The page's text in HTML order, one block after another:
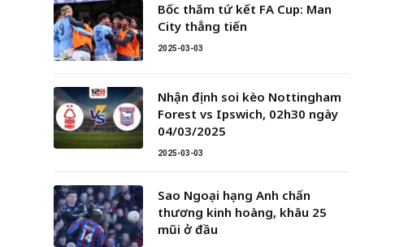
Bốc thăm tứ kết FA Cup: Man
City thẳng tiến
2025-03-03
Nhận định soi kèo Nottingham
Forest vs Ipswich, 02h30 ngày
04/03/2025
2025-03-03
Sao Ngoại hạng Anh chấn
thương kinh hoàng, khâu 25
mũi ở đầu